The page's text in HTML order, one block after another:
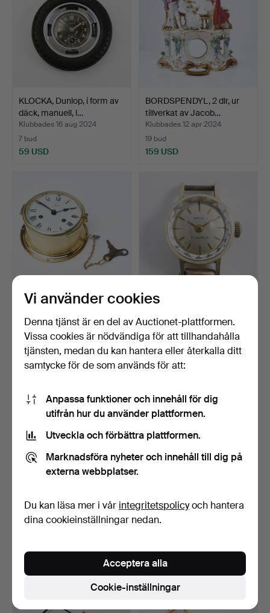
KLOCKA, Dunlop, i form av
däck, manuell, l…
Klubbades 16 aug 2024
7 bud
59 USD
BORDSPENDYL, 2 dlr, ur
tillverkat av Jacob…
Klubbades 12 apr 2024
19 bud
159 USD
SCHATZ, skeppsur, 1900-
atlets andra hälft,…
Klubbades 28 feb 2024
8 bud
59 USD
BOETT, Arla, 17 jewels, 14 k
guld.
Klubbades 25 jan 2024
9 bud
143 USD
KLOCKUPPDRAGARE.
Modalo, för 8 klockor, mo…
701 USD
BORDSPENDYL, 1800-tal,
PH Mourey, bronsera…
59 USD
Vi använder cookies
Denna tjänst är en del av Auctionet-plattformen.
Vissa cookies är nödvändiga för att tillhandahålla
tjänsten, medan du kan hantera eller återkalla ditt
samtycke för de som används för att:
Anpassa funktioner och innehåll för dig
utifrån hur du använder plattformen.
Utveckla och förbättra plattformen.
Marknadsföra nyheter och innehåll till dig på
externa webbplatser.
Du kan läsa mer i vår integritetspolicyoch hantera
dina cookieinställningar nedan.
Cookie-inställningar
Acceptera alla